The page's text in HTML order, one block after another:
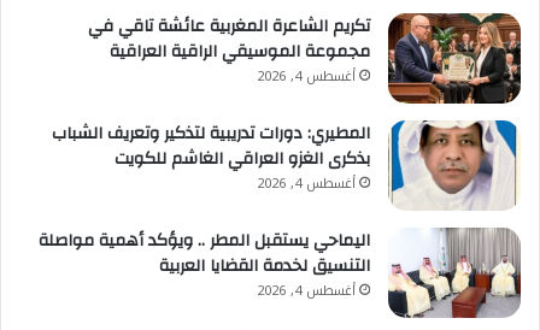
تكريم الشاعرة المغربية عائشة تاقي في
مجموعة الموسيقي الراقية العراقية
أغسطس 4, 2026
المطيري: دورات تدريبية لتذكير وتعريف الشباب
بذكرى الغزو العراقي الغاشم للكويت
أغسطس 4, 2026
اليماحي يستقبل المطر .. ويؤكد أهمية مواصلة
التنسيق لخدمة القضايا العربية
أغسطس 4, 2026